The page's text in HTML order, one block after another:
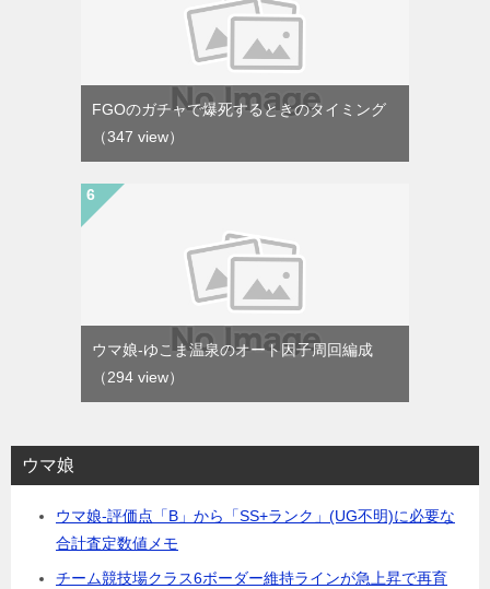
FGOのガチャで爆死するときのタイミング
（347 view）
ウマ娘-ゆこま温泉のオート因子周回編成
（294 view）
ウマ娘
ウマ娘-評価点「B」から「SS+ランク」(UG不明)に必要な
合計査定数値メモ
チーム競技場クラス6ボーダー維持ラインが急上昇で再育